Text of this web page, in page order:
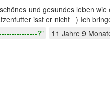
und gesundes leben wie
isst er nicht =) Ich
?" 11 Jahre 9